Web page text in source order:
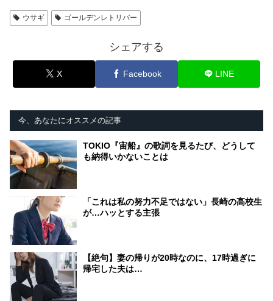
ウサギ ゴールデンレトリバー
シェアする
X Facebook LINE
今、あなたにオススメの記事
TOKIO『宙船』の歌詞を見るたび、どうして
も納得いかないことは
「これは私の努力不足ではない」長崎の高校生
が…ハッとする主張
【絶句】妻の帰りが20時なのに、17時過ぎに
帰宅した夫は…